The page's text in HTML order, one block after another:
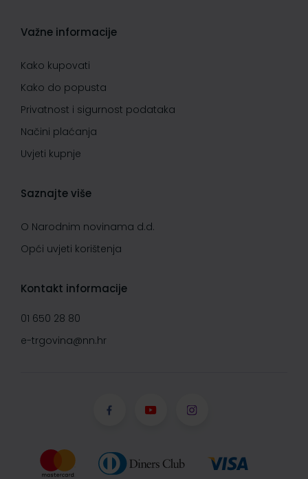
Važne informacije
Kako kupovati
Kako do popusta
Privatnost i sigurnost podataka
Načini plaćanja
Uvjeti kupnje
Saznajte više
O Narodnim novinama d.d.
Opći uvjeti korištenja
Kontakt informacije
01 650 28 80
e-trgovina@nn.hr